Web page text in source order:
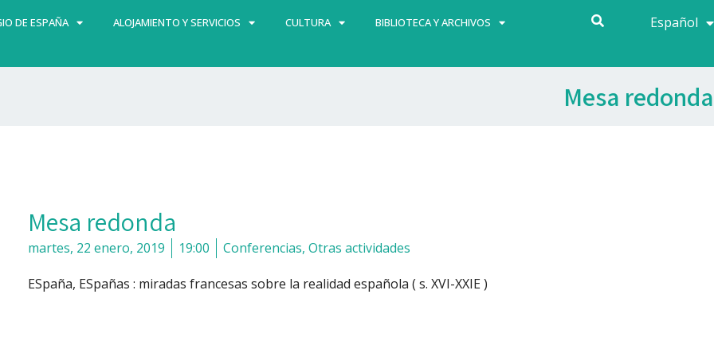
DE ESPAÑA ALOJAMIENTO Y SERVICIOS CULTURA BIBLIOTECA Y ARCHIVOS Español
Français
Mesa redonda
Mesa redonda
martes, 22 enero, 2019 19:00 Conferencias, Otras actividades
ESpaña, ESpañas : miradas francesas sobre la realidad española ( s. XVI-XXIE )